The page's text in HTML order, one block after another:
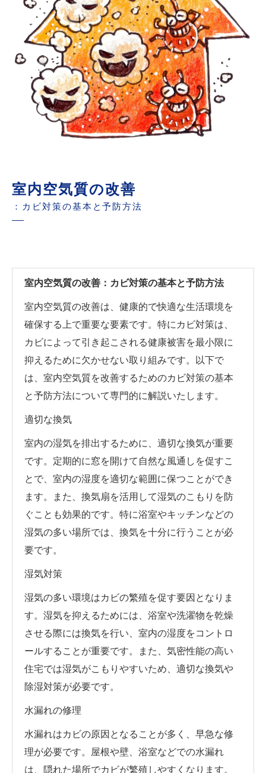
室内空気質の改善
：カビ対策の基本と予防方法
室内空気質の改善：カビ対策の基本と予防方法
室内空気質の改善は、健康的で快適な生活環境を
確保する上で重要な要素です。特にカビ対策は、
カビによって引き起こされる健康被害を最小限に
抑えるために欠かせない取り組みです。以下で
は、室内空気質を改善するためのカビ対策の基本
と予防方法について専門的に解説いたします。
適切な換気
室内の湿気を排出するために、適切な換気が重要
です。定期的に窓を開けて自然な風通しを促すこ
とで、室内の湿度を適切な範囲に保つことができ
ます。また、換気扇を活用して湿気のこもりを防
ぐことも効果的です。特に浴室やキッチンなどの
湿気の多い場所では、換気を十分に行うことが必
要です。
湿気対策
湿気の多い環境はカビの繁殖を促す要因となりま
す。湿気を抑えるためには、浴室や洗濯物を乾燥
させる際には換気を行い、室内の湿度をコントロ
ールすることが重要です。また、気密性能の高い
住宅では湿気がこもりやすいため、適切な換気や
除湿対策が必要です。
水漏れの修理
水漏れはカビの原因となることが多く、早急な修
理が必要です。屋根や壁、浴室などでの水漏れ
は、隠れた場所でカビが繁殖しやすくなります。